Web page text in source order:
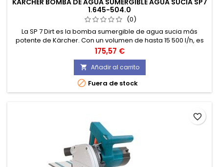
1.645-504.0
(0)
La SP 7 Dirt es la bomba sumergible de agua sucia más
potente de Kärcher. Con un volumen de hasta 15 500 l/h, es
ideal para tareas especialmente exigentes de desagüe, por
ejemplo, en grandes estanques de jardín, zanjas o sótanos
inundados.
Precio
175,57 €
 Añadir al carrito
 Fuera de stock
favorite_border